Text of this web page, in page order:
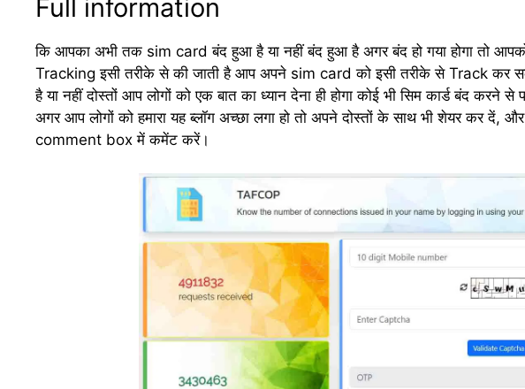
Full information
कि आपका अभी तक sim card बंद हुआ है या नहीं बंद हुआ है अगर बंद हो गया होगा तो
Tracking इसी तरीके से की जाती है आप अपने sim card को इसी तरीके से Track कर
है या नहीं दोस्तों आप लोगों को एक बात का ध्यान देना ही होगा कोई भी सिम कार्ड बंद
अगर आप लोगों को हमारा यह ब्लॉग अच्छा लगा हो तो अपने दोस्तों के साथ भी शेयर कर दें,
comment box में कमेंट करें।